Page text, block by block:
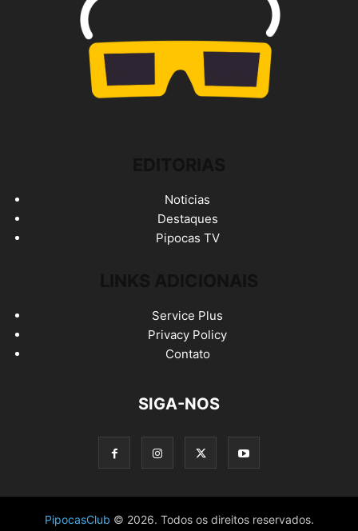
Noticias
Destaques
Pipocas TV
Service Plus
Privacy Policy
Contato
SIGA-NOS
PipocasClub © 2026. Todos os direitos reservados.